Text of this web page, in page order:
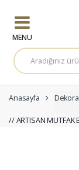
A
r
a
a
:
Anasayfa
// ARTISAN MUTFAK